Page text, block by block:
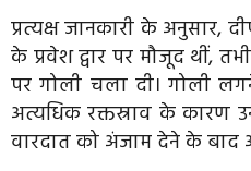
प्रत्यक्ष जानकारी के अनुसार,
के प्रवेश द्वार पर मौजूद थीं,
पर गोली चला दी। गोली
अत्यधिक रक्तस्राव के कारण
वारदात को अंजाम देने के बाद